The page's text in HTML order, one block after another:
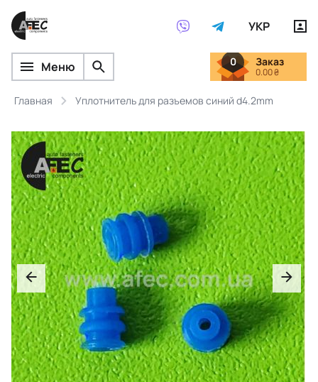
УКР
Меню 0 Заказ
0.00 ₴
Главная Уплотнитель для разъемов синий d4.2mm